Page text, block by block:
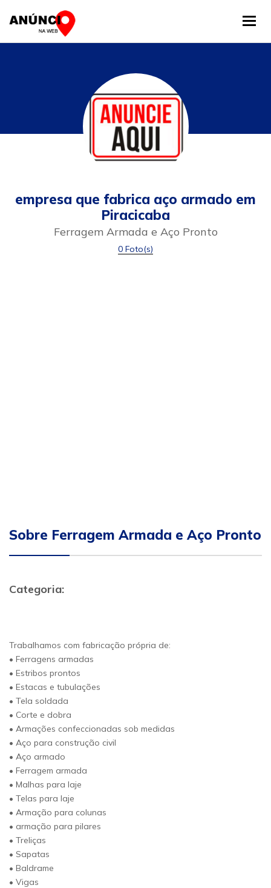
empresa que fabrica aço armado em
Piracicaba
Ferragem Armada e Aço Pronto
0 Foto(s)
Sobre Ferragem Armada e Aço Pronto
Categoria:
Trabalhamos com fabricação própria de:
• Ferragens armadas
• Estribos prontos
• Estacas e tubulações
• Tela soldada
• Corte e dobra
• Armações confeccionadas sob medidas
• Aço para construção civil
• Aço armado
• Ferragem armada
• Malhas para laje
• Telas para laje
• Armação para colunas
• armação para pilares
• Treliças
• Sapatas
• Baldrame
• Vigas